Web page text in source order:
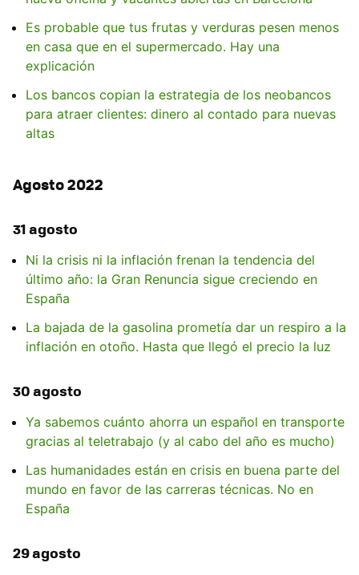
Es probable que tus frutas y verduras pesen menos
en casa que en el supermercado. Hay una
explicación
Los bancos copian la estrategia de los neobancos
para atraer clientes: dinero al contado para nuevas
altas
Agosto 2022
31 agosto
Ni la crisis ni la inflación frenan la tendencia del
último año: la Gran Renuncia sigue creciendo en
España
La bajada de la gasolina prometía dar un respiro a la
inflación en otoño. Hasta que llegó el precio la luz
30 agosto
Ya sabemos cuánto ahorra un español en transporte
gracias al teletrabajo (y al cabo del año es mucho)
Las humanidades están en crisis en buena parte del
mundo en favor de las carreras técnicas. No en
España
29 agosto